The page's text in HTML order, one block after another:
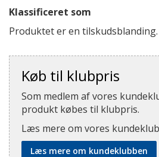
Klassificeret som
Produktet er en tilskudsblanding.
Køb til klubpris
Som medlem af vores
produkt købes til klubpris.
Læs mere om vores
Læs mere om kundeklubben